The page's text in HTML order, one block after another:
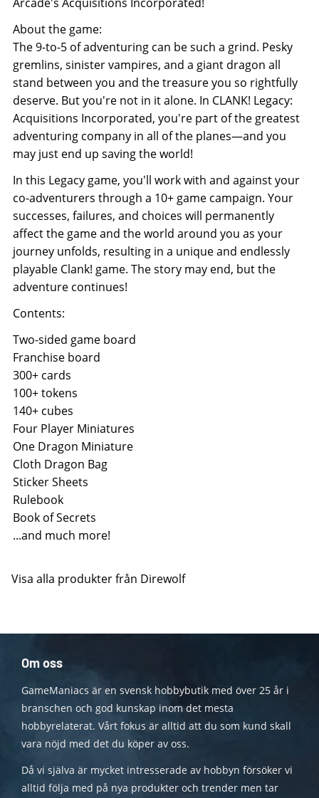
About the game:
The 9-to-5 of adventuring can be such a grind. Pesky
gremlins, sinister vampires, and a giant dragon all
stand between you and the treasure you so rightfully
deserve. But you're not in it alone. In CLANK! Legacy:
Acquisitions Incorporated, you're part of the greatest
adventuring company in all of the planes⁠—and you
may just end up saving the world!
In this Legacy game, you'll work with and against your
co-adventurers through a 10+ game campaign. Your
successes, failures, and choices will permanently
affect the game and the world around you as your
journey unfolds, resulting in a unique and endlessly
playable Clank! game. The story may end, but the
adventure continues!
Contents:
Two-sided game board
Franchise board
300+ cards
100+ tokens
140+ cubes
Four Player Miniatures
One Dragon Miniature
Cloth Dragon Bag
Sticker Sheets
Rulebook
Book of Secrets
...and much more!
Visa alla produkter från Direwolf
Om oss
GameManiacs är en svensk hobbybutik med över 25 år i
branschen och god kunskap inom det mesta
hobbyrelaterat. Vårt fokus är alltid att du som kund skall
vara nöjd med det du köper av oss.
Då vi själva är mycket intresserade av hobbyn försöker vi
alltid följa med på nya produkter och trender men tar